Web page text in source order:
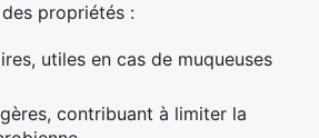
propriétés :
utiles en cas de muqueuses
contribuant à limiter la